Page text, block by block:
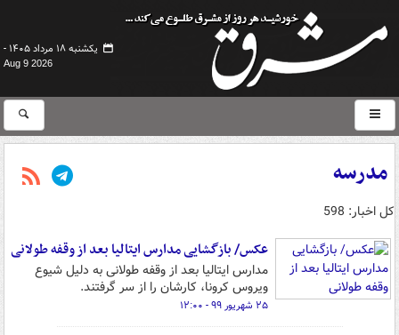
یکشنبه ۱۸ مرداد ۱۴۰۵ -
Aug 9 2026
مدرسه
کل اخبار: 598
عکس/ بازگشایی مدارس ایتالیا بعد از وقفه طولانی
مدارس ایتالیا بعد از وقفه طولانی به دلیل شیوع
ویروس کرونا، کارشان را از سر گرفتند.
۲۵ شهریور ۹۹ - ۱۲:۰۰